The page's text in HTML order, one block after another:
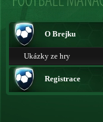
O Brejku
Ukázky ze hry
Registrace